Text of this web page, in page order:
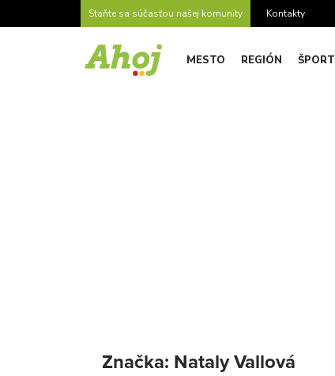
Staňte sa súčasťou našej komunity Kontakty
MESTO REGIÓN ŠPORT
Značka: Nataly Vallová